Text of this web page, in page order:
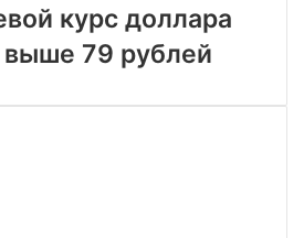
курс доллара
выше 79 рублей